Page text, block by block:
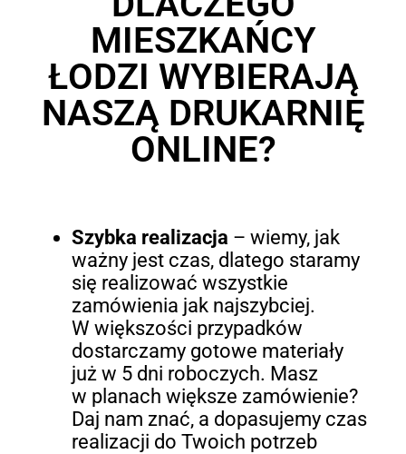
MIESZKAŃCY
ŁODZI WYBIERAJĄ
NASZĄ DRUKARNIĘ
ONLINE?
Szybka realizacja – wiemy, jak
ważny jest czas, dlatego staramy
się realizować wszystkie
zamówienia jak najszybciej.
W większości przypadków
dostarczamy gotowe materiały
już w 5 dni roboczych. Masz
w planach większe zamówienie?
Daj nam znać, a dopasujemy czas
realizacji do Twoich potrzeb